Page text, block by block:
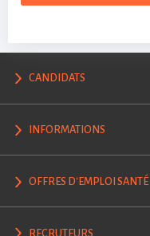
CANDIDATS
INFORMATIONS
OFFRES D'EMPLOI SANTÉ
RECRUTEURS